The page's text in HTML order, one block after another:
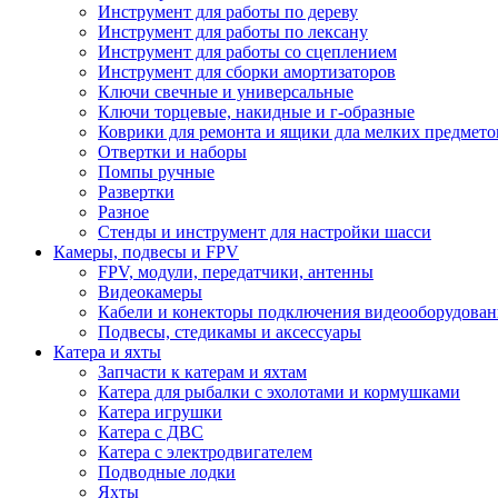
Инструмент для работы по дереву
Инструмент для работы по лексану
Инструмент для работы со сцеплением
Инструмент для сборки амортизаторов
Ключи свечные и универсальные
Ключи торцевые, накидные и г-образные
Коврики для ремонта и ящики дла мелких
Отвертки и наборы
Помпы ручные
Развертки
Разное
Стенды и инструмент для настройки шасси
Камеры, подвесы и FPV
FPV, модули, передатчики, антенны
Видеокамеры
Кабели и конекторы подключения
Подвесы, стедикамы и аксессуары
Катера и яхты
Запчасти к катерам и яхтам
Катера для рыбалки с эхолотами и кормушками
Катера игрушки
Катера с ДВС
Катера с электродвигателем
Подводные лодки
Яхты